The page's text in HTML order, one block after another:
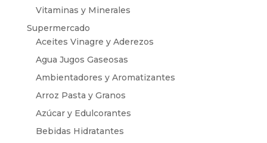
Vitaminas y Minerales
Supermercado
Aceites Vinagre y Aderezos
Agua Jugos Gaseosas
Ambientadores y Aromatizantes
Arroz Pasta y Granos
Azúcar y Edulcorantes
Bebidas Hidratantes